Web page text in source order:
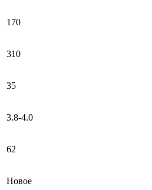
170
310
35
3.8-4.0
62
Новое